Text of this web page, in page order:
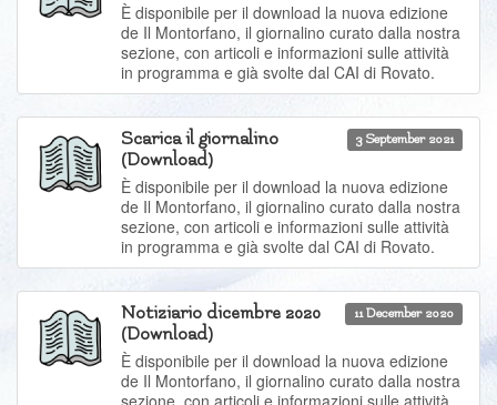
È disponibile per il download la nuova edizione
de Il Montorfano, il giornalino curato dalla nostra
sezione, con articoli e informazioni sulle attività
in programma e già svolte dal CAI di Rovato.
3 September 2021
Scarica il giornalino
(Download)
È disponibile per il download la nuova edizione
de Il Montorfano, il giornalino curato dalla nostra
sezione, con articoli e informazioni sulle attività
in programma e già svolte dal CAI di Rovato.
11 December 2020
Notiziario dicembre 2020
(Download)
È disponibile per il download la nuova edizione
de Il Montorfano, il giornalino curato dalla nostra
sezione, con articoli e informazioni sulle attività